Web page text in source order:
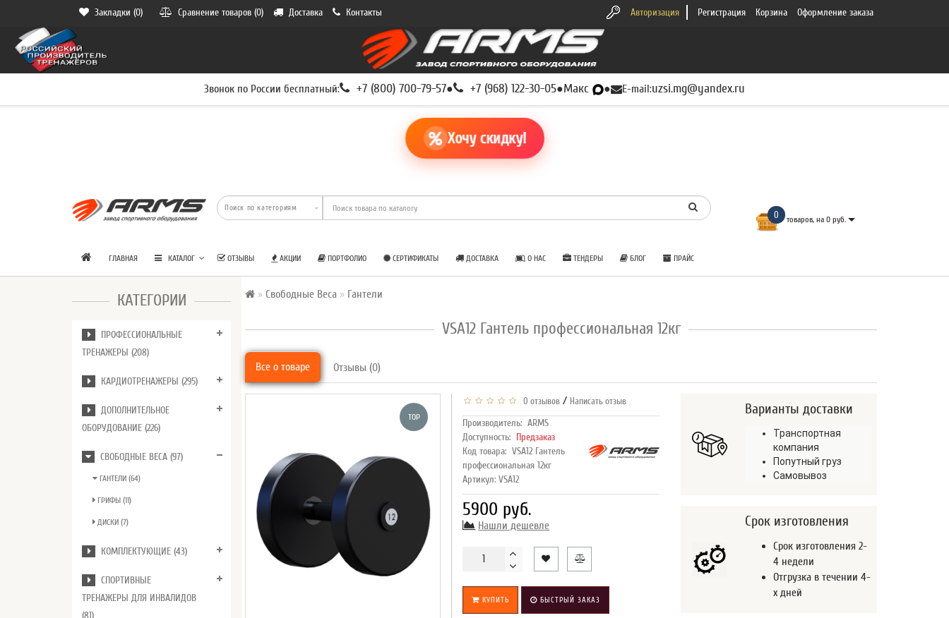
Закладки (0) Сравнение товаров (0) Доставка Контакты Авторизация Регистрация Корзина Оформление заказа
Звонок по России бесплатный: +7 (800) 700-79-57● +7 (968) 122-30-05●Макс ● E-mail:uzsi.mg@yandex.ru
Хочу скидку!
0 товаров, на 0 руб.
ГЛАВНАЯ КАТАЛОГ ОТЗЫВЫ АКЦИИ ПОРТФОЛИО СЕРТИФИКАТЫ ДОСТАВКА О НАС ТЕНДЕРЫ БЛОГ ПРАЙС
КАТЕГОРИИ
ПРОФЕССИОНАЛЬНЫЕ
ТРЕНАЖЕРЫ (208)
КАРДИОТРЕНАЖЕРЫ (295)
ДОПОЛНИТЕЛЬНОЕ
ОБОРУДОВАНИЕ (226)
СВОБОДНЫЕ ВЕСА (97)
ГАНТЕЛИ (64)
ГРИФЫ (11)
ДИСКИ (7)
КОМПЛЕКТУЮЩИЕ (43)
СПОРТИВНЫЕ
ТРЕНАЖЕРЫ ДЛЯ ИНВАЛИДОВ
Свободные Веса Гантели
VSA12 Гантель профессиональная 12кг
Все о товаре Отзывы (0)
TOP
0 отзывов / Написать отзыв
Производитель: ARMS
Доступность: Предзаказ
Код товара: VSA12 Гантель
профессиональная 12кг
Артикул: VSA12
5900 руб.
Нашли дешевле
КУПИТЬ БЫСТРЫЙ ЗАКАЗ
Варианты доставки
Транспортная
компания
Попутный груз
Самовывоз
Срок изготовления
Срок изготовления 2-
4 недели
Отгрузка в течении 4-
х дней